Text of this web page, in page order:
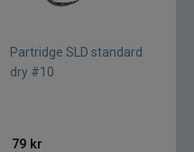
Partridge SLD standard
dry #10
79 kr